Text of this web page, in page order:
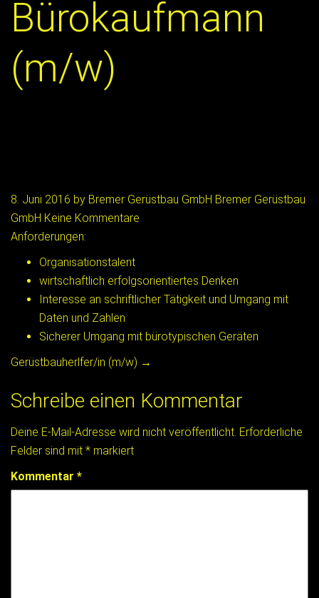
Bürokaufmann
(m/w)
8. Juni 2016 by Bremer Gerüstbau GmbH Bremer Gerüstbau
GmbH Keine Kommentare
Anforderungen:
Organisationstalent
wirtschaftlich erfolgsorientiertes Denken
Interesse an schriftlicher Tätigkeit und Umgang mit
Daten und Zahlen
Sicherer Umgang mit bürotypischen Geräten
Post
navigation
Gerüstbauherlfer/in (m/w) →
Schreibe einen Kommentar
Deine E-Mail-Adresse wird nicht veröffentlicht. Erforderliche
Felder sind mit * markiert
Kommentar *